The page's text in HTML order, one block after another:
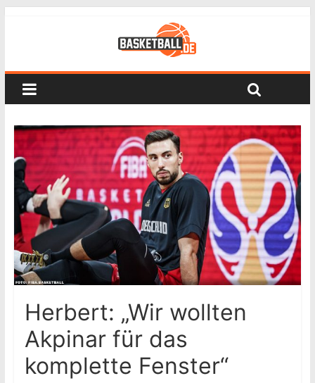
Herbert: „Wir wollten
Akpinar für das
komplette Fenster“